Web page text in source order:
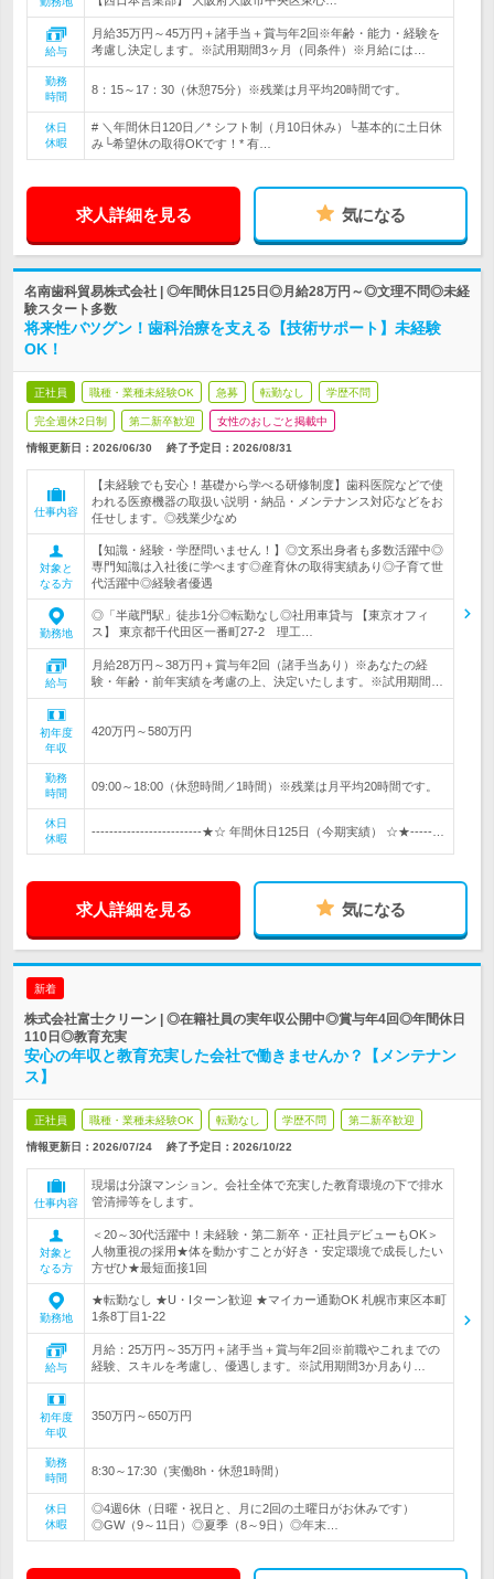
給与
月給35万円～45万円＋諸手当＋賞与年2回※年齢・能力・経験を
考慮し決定します。※試用期間3ヶ月（同条件）※月給には…
勤務
時間
8：15～17：30（休憩75分）※残業は月平均20時間です。
休日
休暇
# ＼年間休日120日／* シフト制（月10日休み）└基本的に土日休
み└希望休の取得OKです！* 有…
求人詳細を見る 気になる
名南歯科貿易株式会社 | ◎年間休日125日◎月給28万円～◎文理不問◎未経
験スタート多数
将来性バツグン！歯科治療を支える【技術サポート】未経験
OK！
正社員 職種・業種未経験OK 急募 転勤なし 学歴不問
完全週休2日制 第二新卒歓迎 女性のおしごと掲載中
情報更新日：2026/06/30 終了予定日： 2026/08/31
仕事内容
【未経験でも安心！基礎から学べる研修制度】歯科医院などで使
われる医療機器の取扱い説明・納品・メンテナンス対応などをお
任せします。◎残業少なめ
対象と
なる方
【知識・経験・学歴問いません！】◎文系出身者も多数活躍中◎
専門知識は入社後に学べます◎産育休の取得実績あり◎子育て世
代活躍中◎経験者優遇
勤務地
◎「半蔵門駅」徒歩1分◎転勤なし◎社用車貸与 【東京オフィ
ス】 東京都千代田区一番町27-2 理工…
給与
月給28万円～38万円＋賞与年2回（諸手当あり）※あなたの経
験・年齢・前年実績を考慮の上、決定いたします。※試用期間…
初年度
年収
420万円～580万円
勤務
時間
09:00～18:00（休憩時間／1時間）※残業は月平均20時間です。
休日
休暇
-------------------------★☆ 年間休日125日（今期実績） ☆★-----…
求人詳細を見る 気になる
新着
株式会社富士クリーン | ◎在籍社員の実年収公開中◎賞与年4回◎年間休日
110日◎教育充実
安心の年収と教育充実した会社で働きませんか？【メンテナン
ス】
正社員 職種・業種未経験OK 転勤なし 学歴不問 第二新卒歓迎
情報更新日：2026/07/24 終了予定日： 2026/10/22
仕事内容
現場は分譲マンション。会社全体で充実した教育環境の下で排水
管清掃等をします。
対象と
なる方
＜20～30代活躍中！未経験・第二新卒・正社員デビューもOK＞
人物重視の採用★体を動かすことが好き・安定環境で成長したい
方ぜひ★最短面接1回
勤務地
★転勤なし ★U・Iターン歓迎 ★マイカー通勤OK 札幌市東区本町
1条8丁目1-22
給与
月給：25万円～35万円＋諸手当＋賞与年2回※前職やこれまでの
経験、スキルを考慮し、優遇します。※試用期間3か月あり…
初年度
年収
350万円～650万円
勤務
時間
8:30～17:30（実働8h・休憩1時間）
休日
休暇
◎4週6休（日曜・祝日と、月に2回の土曜日がお休みです）
◎GW（9～11日）◎夏季（8～9日）◎年末…